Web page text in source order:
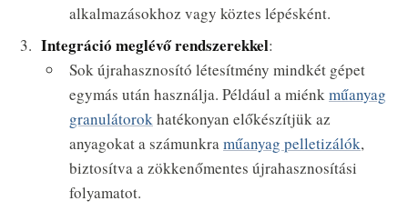
alkalmazásokhoz vagy köztes lépésként.
Integráció meglévő rendszerekkel:
Sok újrahasznosító létesítmény mindkét gépet
egymás után használja. Például a miénkműanyag
granulátorokhatékonyan előkészítjük az
anyagokat a számunkraműanyag pelletizálók,
biztosítva a zökkenőmentes újrahasznosítási
folyamatot.